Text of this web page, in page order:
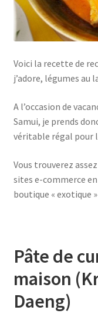
Voici la recette de
j’adore, légumes au
A l’occasion de
Samui, je prends
véritable régal pour
Vous trouverez
sites e-commerce
boutique « exotique
Pâte de
maison
Daeng)